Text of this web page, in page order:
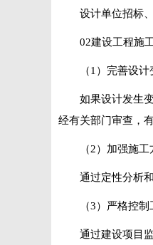
设计单位招标
02建设工程施
（1）完善设计
如果设计发生
经有关部门审查，
（2）加强施
通过定性分析
（3）严格控
通过建设项目